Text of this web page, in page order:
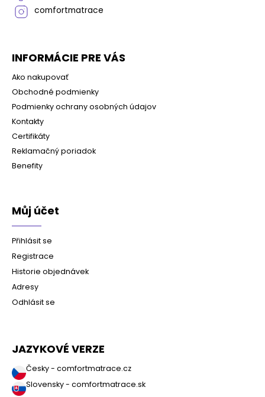
comfortmatrace
INFORMÁCIE PRE VÁS
Ako nakupovať
Obchodné podmienky
Podmienky ochrany osobných údajov
Kontakty
Certifikáty
Reklamačný poriadok
Benefity
Můj účet
Přihlásit se
Registrace
Historie objednávek
Adresy
Odhlásit se
JAZYKOVÉ VERZE
Česky - comfortmatrace.cz
Slovensky - comfortmatrace.sk